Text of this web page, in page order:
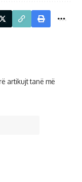
artikujt tanë më